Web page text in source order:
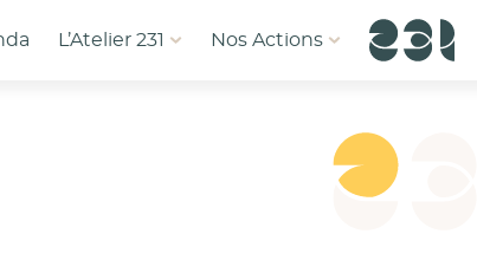
L’Atelier 231 Nos Actions